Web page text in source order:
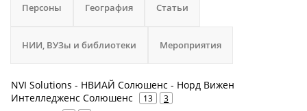
Персоны География Статьи
НИИ, ВУЗы и библиотеки Мероприятия
NVI Solutions - НВИАЙ Солюшенс - Норд Вижен
Интелледженс Солюшенс
13 3